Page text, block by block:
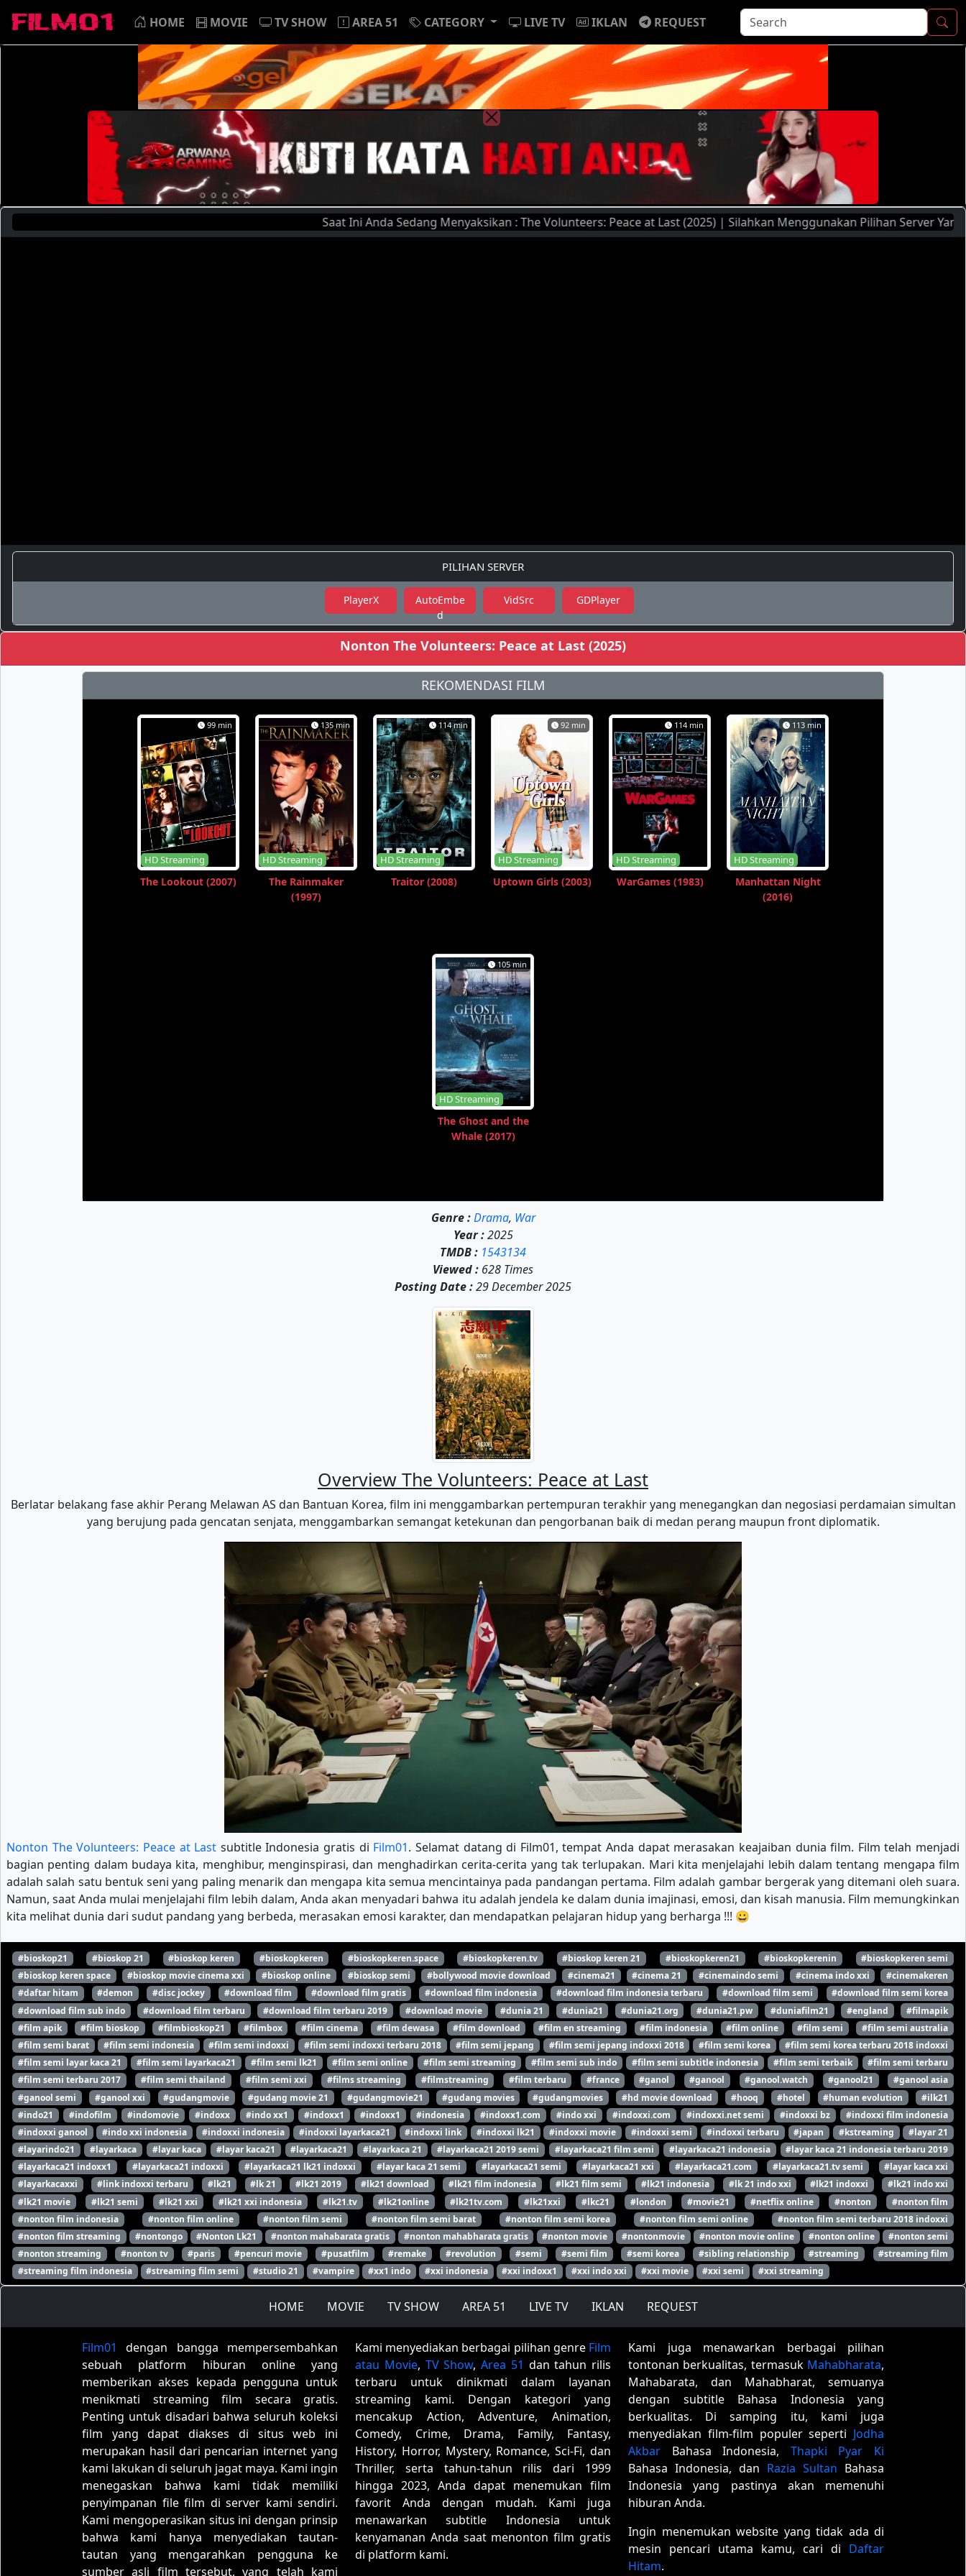
HOME MOVIE TV SHOW AREA 51 CATEGORY LIVE TV IKLAN REQUEST
Saat Ini Anda Sedang Menyaksikan : The Volunteers: Peace at Last (2025) | Silahkan Menggunakan Pilihan Server Yang
PILIHAN SERVER
PlayerX
AutoEmbe
d
VidSrc GDPlayer
Nonton The Volunteers: Peace at Last (2025)
REKOMENDASI FILM
99 min
HD Streaming
The Lookout (2007)
135 min
HD Streaming
The Rainmaker
(1997)
114 min
HD Streaming
Traitor (2008)
92 min
HD Streaming
Uptown Girls (2003)
114 min
HD Streaming
WarGames (1983)
113 min
HD Streaming
Manhattan Night
(2016)
105 min
HD Streaming
The Ghost and the
Whale (2017)
Genre : Drama, War
Year :2025
TMDB : 1543134
Viewed : 628 Times
Posting Date :29 December 2025
Overview The Volunteers: Peace at Last
Berlatar belakang fase akhir Perang Melawan AS dan Bantuan Korea, film ini menggambarkan pertempuran terakhir yang menegangkan dan negosiasi perdamaian simultan
yang berujung pada gencatan senjata, menggambarkan semangat ketekunan dan pengorbanan baik di medan perang maupun front diplomatik.
Nonton The Volunteers: Peace at Last subtitle Indonesia gratis di Film01. Selamat datang di Film01, tempat Anda dapat merasakan keajaiban dunia film. Film telah menjadi
bagian penting dalam budaya kita, menghibur, menginspirasi, dan menghadirkan cerita-cerita yang tak terlupakan. Mari kita menjelajahi lebih dalam tentang mengapa film
adalah salah satu bentuk seni yang paling menarik dan mengapa kita semua mencintainya pada pandangan pertama. Film adalah gambar bergerak yang ditemani oleh suara.
Namun, saat Anda mulai menjelajahi film lebih dalam, Anda akan menyadari bahwa itu adalah jendela ke dalam dunia imajinasi, emosi, dan kisah manusia. Film memungkinkan
kita melihat dunia dari sudut pandang yang berbeda, merasakan emosi karakter, dan mendapatkan pelajaran hidup yang berharga !!! 😀
#bioskop21 #bioskop 21 #bioskop keren #bioskopkeren #bioskopkeren.space #bioskopkeren.tv #bioskop keren 21 #bioskopkeren21 #bioskopkerenin
#bioskopkeren semi
#bioskop keren space
#bioskop movie cinema xxi #bioskop online #bioskop semi #bollywood movie download #cinema21 #cinema 21 #cinemaindo semi #cinema indo xxi
#cinemakeren
#daftar hitam
#demon #disc jockey #download film #download film gratis #download film indonesia #download film indonesia terbaru #download film semi
#download film semi korea
#download film sub indo
#download film terbaru #download film terbaru 2019 #download movie #dunia 21 #dunia21 #dunia21.org #dunia21.pw #duniafilm21 #england
#filmapik
#film apik
#film bioskop #filmbioskop21 #filmbox #film cinema #film dewasa #film download #film en streaming #film indonesia #film online #film semi
#film semi australia
#film semi barat
#film semi indonesia #film semi indoxxi #film semi indoxxi terbaru 2018 #film semi jepang #film semi jepang indoxxi 2018 #film semi korea
#film semi korea terbaru 2018 indoxxi
#film semi layar kaca 21
#film semi layarkaca21 #film semi lk21 #film semi online #film semi streaming #film semi sub indo #film semi subtitle indonesia #film semi terbaik
#film semi terbaru
#film semi terbaru 2017
#film semi thailand #film semi xxi #films streaming #filmstreaming #film terbaru #france #ganol #ganool #ganool.watch #ganool21
#ganool asia
#ganool semi
#ganool xxi #gudangmovie #gudang movie 21 #gudangmovie21 #gudang movies #gudangmovies #hd movie download #hooq #hotel #human evolution
#ilk21
#indo21
#indofilm #indomovie #indoxx #indo xx1 #indoxx1 #indoxx1 #indonesia #indoxx1.com #indo xxi #indoxxi.com #indoxxi.net semi #indoxxi bz
#indoxxi film indonesia
#indoxxi ganool
#indo xxi indonesia #indoxxi indonesia #indoxxi layarkaca21 #indoxxi link #indoxxi lk21 #indoxxi movie #indoxxi semi #indoxxi terbaru #japan #kstreaming
#layar 21
#layarindo21
#layarkaca #layar kaca #layar kaca21 #layarkaca21 #layarkaca 21 #layarkaca21 2019 semi #layarkaca21 film semi #layarkaca21 indonesia
#layar kaca 21 indonesia terbaru 2019
#layarkaca21 indoxx1
#layarkaca21 indoxxi #layarkaca21 lk21 indoxxi #layar kaca 21 semi #layarkaca21 semi #layarkaca21 xxi #layarkaca21.com #layarkaca21.tv semi
#layar kaca xxi
#layarkacaxxi
#link indoxxi terbaru #lk21 #lk 21 #lk21 2019 #lk21 download #lk21 film indonesia #lk21 film semi #lk21 indonesia #lk 21 indo xxi #lk21 indoxxi
#lk21 indo xxi
#lk21 movie
#lk21 semi #lk21 xxi #lk21 xxi indonesia #lk21.tv #lk21online #lk21tv.com #lk21xxi #lkc21 #london #movie21 #netflix online #nonton
#nonton film
#nonton film indonesia
#nonton film online #nonton film semi #nonton film semi barat #nonton film semi korea #nonton film semi online
#nonton film semi terbaru 2018 indoxxi
#nonton film streaming
#nontongo #Nonton Lk21 #nonton mahabarata gratis #nonton mahabharata gratis #nonton movie #nontonmovie #nonton movie online #nonton online
#nonton semi
#nonton streaming
#nonton tv #paris #pencuri movie #pusatfilm #remake #revolution #semi #semi film #semi korea #sibling relationship #streaming
#streaming film
#streaming film indonesia
#streaming film semi #studio 21 #vampire #xx1 indo #xxi indonesia #xxi indoxx1 #xxi indo xxi #xxi movie #xxi semi #xxi streaming
HOME MOVIE TV SHOW AREA 51 LIVE TV IKLAN REQUEST
Film01
dengan bangga mempersembahkan
sebuah platform hiburan online yang
memberikan akses kepada pengguna untuk
menikmati streaming film secara gratis.
Penting untuk disadari bahwa seluruh koleksi
film yang dapat diakses di situs web ini
merupakan hasil dari pencarian internet yang
kami lakukan di seluruh jagat maya. Kami ingin
menegaskan bahwa kami tidak memiliki
penyimpanan file film di server kami sendiri.
Kami mengoperasikan situs ini dengan prinsip
bahwa kami hanya menyediakan tautan-
tautan yang mengarahkan pengguna ke
sumber asli film tersebut, yang telah kami
Kami menyediakan berbagai pilihan genre Film
atau Movie, TV Show, Area 51 dan tahun rilis
terbaru untuk dinikmati dalam layanan
streaming kami. Dengan kategori yang
mencakup Action, Adventure, Animation,
Comedy, Crime, Drama, Family, Fantasy,
History, Horror, Mystery, Romance, Sci-Fi, dan
Thriller, serta tahun-tahun rilis dari 1999
hingga 2023, Anda dapat menemukan film
favorit Anda dengan mudah. Kami juga
menawarkan subtitle Indonesia untuk
kenyamanan Anda saat menonton film gratis
di platform kami.
Kami juga menawarkan berbagai pilihan
tontonan berkualitas, termasuk Mahabharata,
Mahabarata, dan Mahabharat, semuanya
dengan subtitle Bahasa Indonesia yang
berkualitas. Di samping itu, kami juga
menyediakan film-film populer seperti Jodha
Akbar Bahasa Indonesia, Thapki Pyar Ki
Bahasa Indonesia, dan Razia Sultan Bahasa
Indonesia yang pastinya akan memenuhi
hiburan Anda.
Ingin menemukan website yang tidak ada di
mesin pencari utama kamu, cari di Daftar
Hitam.